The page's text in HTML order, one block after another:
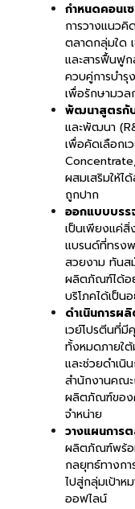
กำหนดคอนเ
การวางแนวคิ
ตลาดกลุ่มใด
และสารฟื้นฟู
ควบคู่การบำ
เพื่อรักษามวล
พัฒนาสูตรกั
และพัฒนา
เพื่อคัดเลือกเ
ผสมเสริมให้ไ
ถูกปาก
ออกแบบบร
เป็นเพียงแค่
แบรนด์ที่ทรง
สวยงาม ทันส
ผลิตภัณฑ์ได้อ
บริโภคได้เป็น
ดำเนินการผ
เวย์โปรตีนที่
ทั้งหมดภายใต้
และช่วยดำเนิ
สำนักงานคณะ
ผลิตภัณฑ์ของ
จำหน่าย
วางแผนการ
ผลิตภัณฑ์พร้อ
กลยุทธ์ทางกา
ไปสู่กลุ่มเป้าห
ออฟไลน์